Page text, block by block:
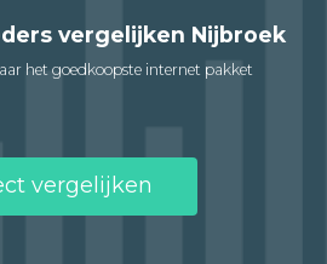
vergelijken Nijbroek
het goedkoopste internet pakket
vergelijken